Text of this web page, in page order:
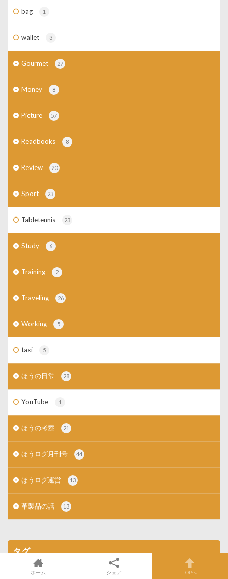
bag 1
wallet 3
Gourmet 27
Money 8
Picture 57
Readbooks 8
Review 20
Sport 23
Tabletennis 23
Study 6
Training 2
Traveling 26
Working 5
taxi 5
ほうの日常 28
YouTube 1
ほうの考察 21
ほうログ月刊号 44
ほうログ運営 13
革製品の話 13
タグ
ホーム シェア TOPへ